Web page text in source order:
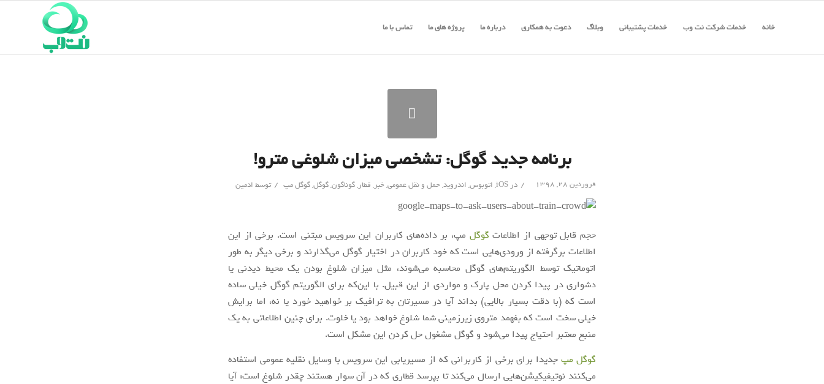
خانه خدمات شرکت نت وب خدمات پشتیبانی وبلاگ دعوت به همکاری درباره ما پروژه های ما تماس با ما
برنامه جدید گوگل: تشخصی میزان شلوغی مترو!
فروردین ۲۸, ۱۳۹۸ / درiOS
, اتوبوس, اندروید,حمل و نقل عمومی,خبر, قطار,گوناگون,گوگل,گوگل مپ / توسط ادمین
حجم قابل توجهی از اطلاعات گوگل مپ، بر داده‌های کاربران این سرویس مبتنی است. برخی از این
اطلاعات برگرفته از ورودی‌هایی است که خود کاربران در اختیار گوگل می‌گذارند و برخی دیگر به طور
اتوماتیک توسط الگوریتم‌های گوگل محاسبه می‌شوند، مثل میزان شلوغ بودن یک محیط دیدنی یا
دشواری در پیدا کردن محل پارک و مواردی از این قبیل. با این‌که برای الگوریتم گوگل خیلی ساده
است که (با دقت بسیار بالایی) بداند آیا در مسیرتان به ترافیک بر خواهید خورد یا نه، اما برایش
خیلی سخت است که بفهمد متروی زیرزمینی شما شلوغ خواهد بود یا خلوت. برای چنین اطلاعاتی به یک
منبع معتبر احتیاج پیدا می‌شود و گوگل مشغول حل کردن این مشکل است.
گوگل مپجدیدا برای برخی از کاربرانی که از مسیریابی این سرویس با وسایل نقلیه عمومی استفاده
می‌کنند نوتیفیکیشن‌هایی ارسال می‌کند تا بپرسد قطاری که در آن سوار هستند چقدر شلوغ است: آیا